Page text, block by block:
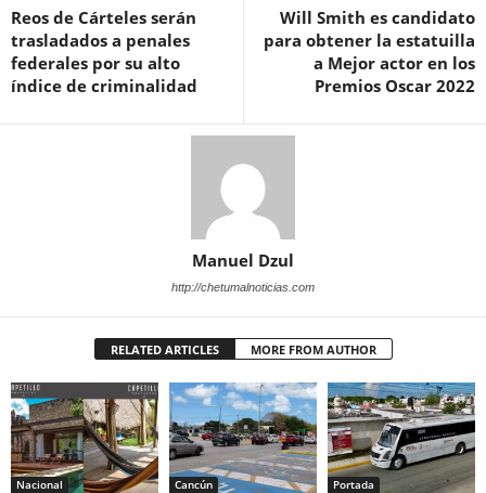
Reos de Cárteles serán
trasladados a penales
federales por su alto
índice de criminalidad
Will Smith es candidato
para obtener la estatuilla
a Mejor actor en los
Premios Oscar 2022
Manuel Dzul
http://chetumalnoticias.com
RELATED ARTICLES MORE FROM AUTHOR
Nacional Cancún Portada